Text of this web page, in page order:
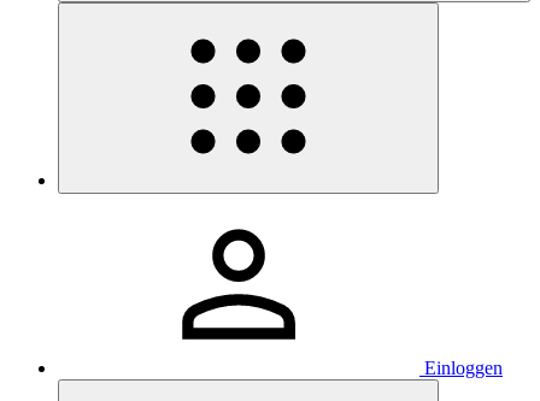
Einloggen